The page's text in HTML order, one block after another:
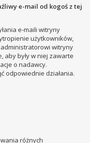
e-mail od kogoś z tej
e-maili witryny
użytkowników,
administratorowi witryny
aby były w niej zawarte
o nadawcy.
odpowiednie działania.
różnych